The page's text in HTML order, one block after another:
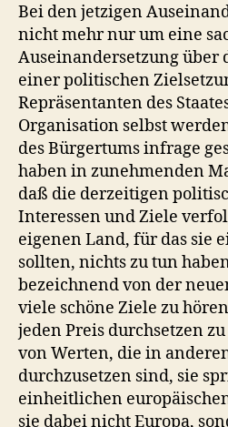
Bei den jetzigen
nicht mehr nur um eine
Auseinandersetzung über
einer politischen
Repräsentanten des
Organisation selbst
des Bürgertums infrage
haben in zunehmenden
daß die derzeitigen
Interessen und Ziele
eigenen Land, für das sie
sollten, nichts zu tun
bezeichnend von der
viele schöne Ziele zu
jeden Preis durchsetzen
von Werten, die in
durchzusetzen sind, sie
einheitlichen
sie dabei nicht Europa,